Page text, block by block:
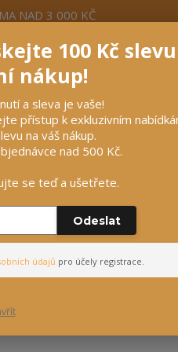
NAD 3 000 KČ
Nevíte si rady? Zavolejte. +420
100 Kč
nákup!
a sleva je vaše!
přístup k exkluzivním
na váš nákup.
nad 500 Kč.
se teď a ušetřete.
Odeslat
údajů pro účely registrace.